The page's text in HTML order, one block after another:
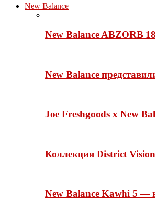
New Balance
New Balance ABZORB
New Balance
Joe Freshgoods x New
Коллекция District
New Balance Kawhi 5 —